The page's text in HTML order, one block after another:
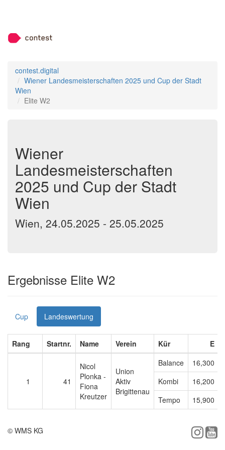
contest.digital
Wiener Landesmeisterschaften 2025 und Cup der Stadt
Wien
Elite W2
Wiener
Landesmeisterschaften
2025 und Cup der Stadt
Wien
Wien, 24.05.2025 - 25.05.2025
Ergebnisse Elite W2
Cup Landeswertung
Rang Startnr. Name Verein Kür E
1 41
Nicol
Plonka -
Fiona
Kreutzer
Union
Aktiv
Brigittenau
Balance 16,300
Kombi
16,200
Tempo
15,900
© WMS KG